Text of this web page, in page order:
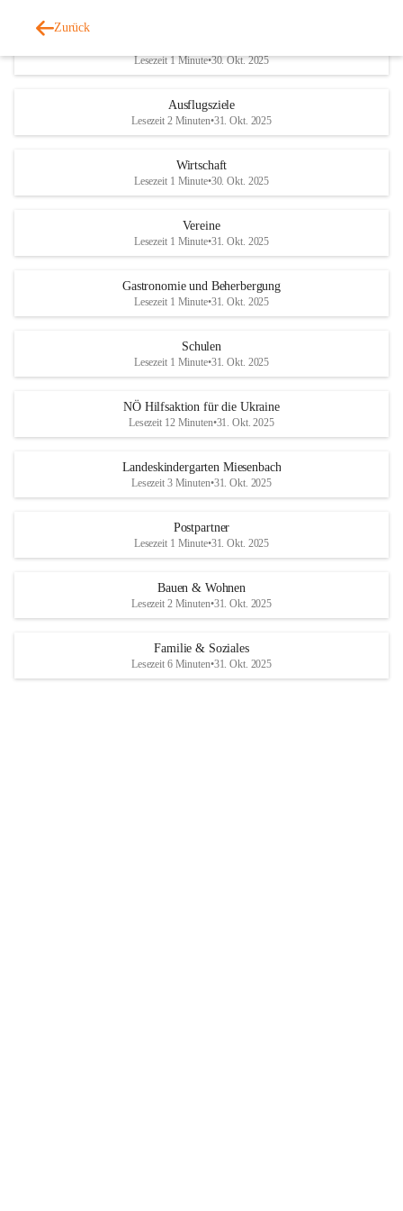
Zurück
Lesezeit 1 Minute•30. Okt. 2025
Ausflugsziele
Lesezeit 2 Minuten•31. Okt. 2025
Wirtschaft
Lesezeit 1 Minute•30. Okt. 2025
Vereine
Lesezeit 1 Minute•31. Okt. 2025
Gastronomie und Beherbergung
Lesezeit 1 Minute•31. Okt. 2025
Schulen
Lesezeit 1 Minute•31. Okt. 2025
NÖ Hilfsaktion für die Ukraine
Lesezeit 12 Minuten•31. Okt. 2025
Landeskindergarten Miesenbach
Lesezeit 3 Minuten•31. Okt. 2025
Postpartner
Lesezeit 1 Minute•31. Okt. 2025
Bauen & Wohnen
Lesezeit 2 Minuten•31. Okt. 2025
Familie & Soziales
Lesezeit 6 Minuten•31. Okt. 2025